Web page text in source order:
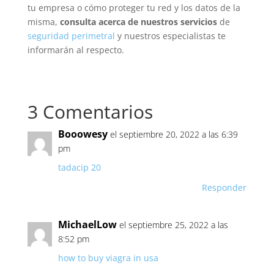
tu empresa o cómo proteger tu red y los datos de la
misma, consulta acerca de nuestros serviciosde
seguridad perimetral y nuestros especialistas te
informarán al respecto.
3 Comentarios
Booowesy el septiembre 20, 2022 a las 6:39
pm
tadacip 20
Responder
MichaelLow el septiembre 25, 2022 a las
8:52 pm
how to buy viagra in usa